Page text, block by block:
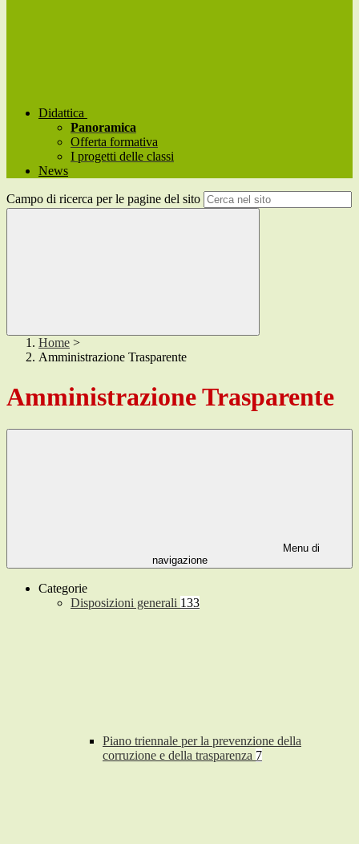
Didattica
Panoramica
Offerta formativa
I progetti delle classi
News
Campo di ricerca per le pagine del sito
Home >
Amministrazione Trasparente
Amministrazione Trasparente
Menu di
navigazione
Categorie
Disposizioni generali 133
Piano triennale per la prevenzione della
corruzione e della trasparenza 7